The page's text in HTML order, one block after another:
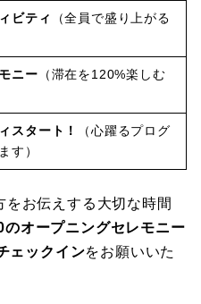
ビティ
（全員で盛り上がる
ニー （滞在を120%楽しむ
スタート！
（心躍るプログ
す）
お伝えする大切な時間
のオープニングセレモニー
ェックインをお願いいた